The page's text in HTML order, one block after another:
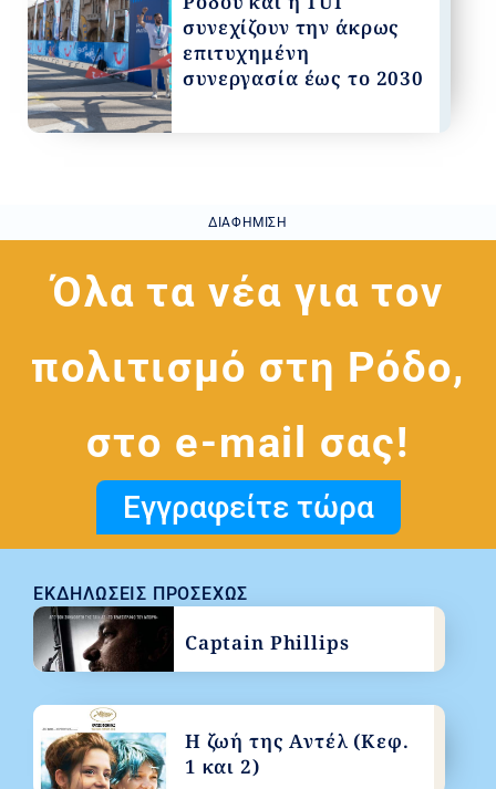
συνεχίζουν την άκρως
επιτυχημένη
συνεργασία έως το 2030
ΔΙΑΦΉΜΙΣΗ
Όλα τα νέα για τον
πολιτισμό στη Ρόδο,
στο e-mail σας!
Εγγραφείτε τώρα
ΕΚΔΗΛΏΣΕΙΣ ΠΡΟΣΕΧΏΣ
Captain Phillips
Η ζωή της Αντέλ (Κεφ.
1 και 2)